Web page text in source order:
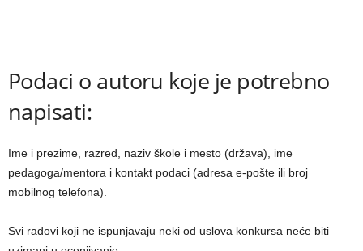
Podaci o autoru koje je potrebno
napisati:
Ime i prezime, razred, naziv škole i mesto (država), ime
pedagoga/mentora i kontakt podaci (adresa e-pošte ili broj
mobilnog telefona).
Svi radovi koji ne ispunjavaju neki od uslova konkursa neće biti